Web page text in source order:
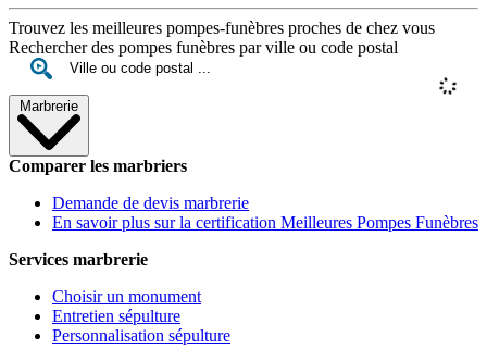
Trouvez les meilleures pompes-funèbres proches de chez vous
Rechercher des pompes funèbres par ville ou code postal
Marbrerie
Comparer les marbriers
Demande de devis marbrerie
En savoir plus sur la certification Meilleures Pompes Funèbres
Services marbrerie
Choisir un monument
Entretien sépulture
Personnalisation sépulture